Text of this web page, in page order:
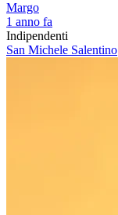
Margo
1 anno fa
Indipendenti
San Michele Salentino